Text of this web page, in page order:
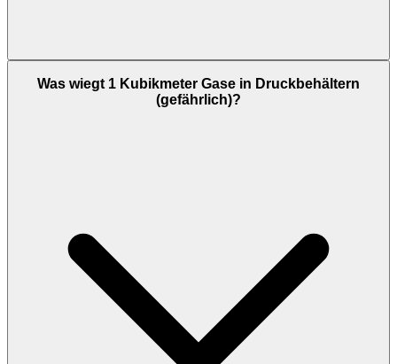
Was wiegt 1 Kubikmeter Gase in Druckbehältern
(gefährlich)?